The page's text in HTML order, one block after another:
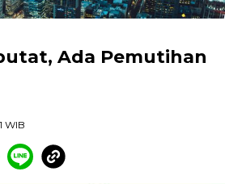
Ada Pemutihan
WIB